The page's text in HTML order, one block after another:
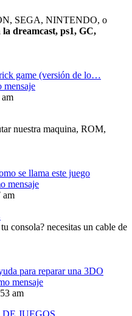
SEGA, NINTENDO, o
la dreamcast, ps1, GC,
game (versión de lo…
mensaje
nuestra maquina, ROM,
se llama este juego
mensaje
am
consola? necesitas un cable de
para reparar una 3DO
mensaje
am